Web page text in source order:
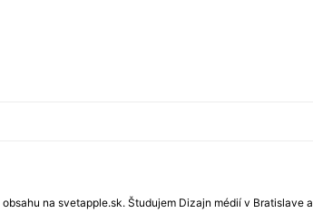
na svetapple.sk. Študujem Dizajn médií v Bratislave a